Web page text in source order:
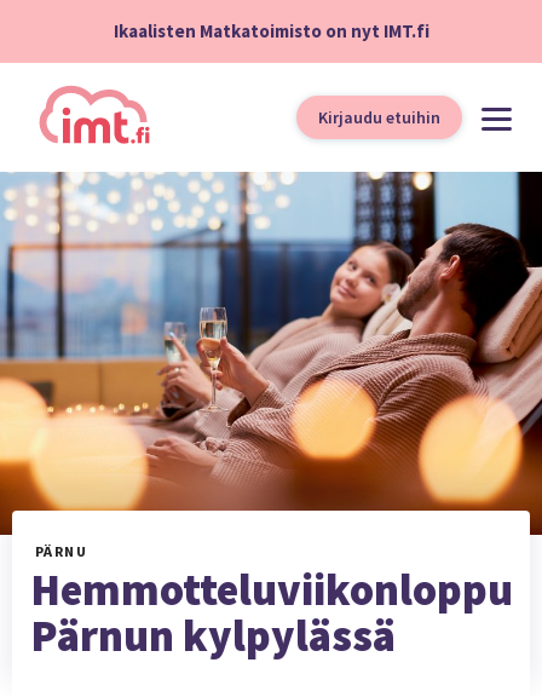
Ikaalisten Matkatoimisto on nyt IMT.fi
Kirjaudu etuihin
PÄRNU
Hemmotteluviikonloppu
Pärnun kylpylässä